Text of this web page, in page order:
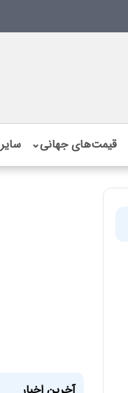
قیمت‌های جهانی⌄ سایر